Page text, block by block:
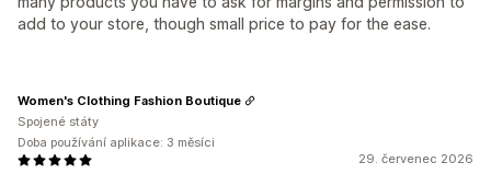
add to your store, though small price to pay for the ease.
29. červenec 2026
Women's Clothing Fashion Boutique
Spojené státy
Doba používání aplikace: 3 měsíci